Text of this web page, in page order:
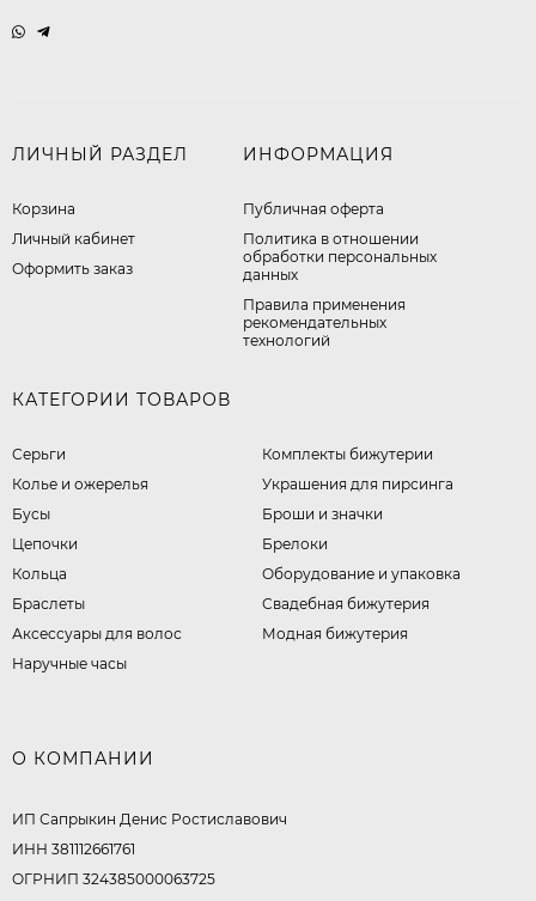
ЛИЧНЫЙ РАЗДЕЛ
Корзина
Личный кабинет
Оформить заказ
ИНФОРМАЦИЯ
Публичная оферта
​Политика в отношении
обработки персональных
данных
Правила применения
рекомендательных
технологий
КАТЕГОРИИ ТОВАРОВ
Серьги
Колье и ожерелья
Бусы
Цепочки
Кольца
Браслеты
Аксессуары для волос
Наручные часы
Комплекты бижутерии
Украшения для пирсинга
Броши и значки
Брелоки
Оборудование и упаковка
Свадебная бижутерия
Модная бижутерия
О КОМПАНИИ
ИП Сапрыкин Денис Ростиславович
ИНН 381112661761
ОГРНИП 324385000063725